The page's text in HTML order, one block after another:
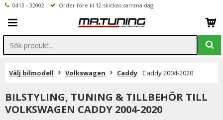
0413 - 32002 Order före kl 12 skickas samma dag
Välj bilmodell Volkswagen Caddy Caddy 2004-2020
BILSTYLING, TUNING & TILLBEHÖR TILL
VOLKSWAGEN CADDY 2004-2020